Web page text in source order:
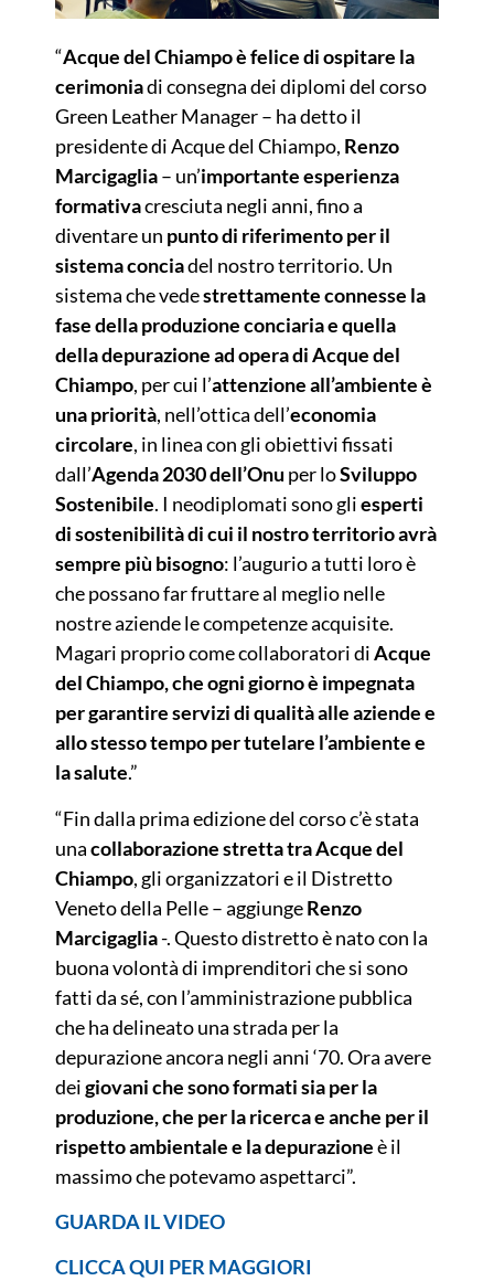
“Acque del Chiampo è felice di ospitare la
cerimoniadi consegna dei diplomi del corso
Green Leather Manager – ha detto il
presidente di Acque del Chiampo, Renzo
Marcigaglia– un’importante esperienza
formativacresciuta negli anni, fino a
diventare un punto di riferimento per il
sistema conciadel nostro territorio. Un
sistema che vedestrettamente connesse la
fase della produzione conciaria e quella
della depurazione ad opera di Acque del
Chiampo, per cui l’attenzione all’ambiente è
una priorità, nell’ottica dell’economia
circolare, in linea con gli obiettivi fissati
dall’Agenda 2030 dell’Onu per loSviluppo
Sostenibile. I neodiplomati sono gliesperti
di sostenibilità di cui il nostro territorio avrà
sempre più bisogno: l’augurio a tutti loro è
che possano far fruttare al meglio nelle
nostre aziende le competenze acquisite.
Magari proprio come collaboratori diAcque
del Chiampo, che ogni giorno è impegnata
per garantire servizi di qualità alle aziende e
allo stesso tempo per tutelare l’ambiente e
la salute.”
“Fin dalla prima edizione del corso c’è stata
unacollaborazione stretta tra Acque del
Chiampo, gli organizzatori e il Distretto
Veneto della Pelle – aggiungeRenzo
Marcigaglia-. Questo distretto è nato con la
buona volontà di imprenditori che si sono
fatti da sé, con l’amministrazione pubblica
che ha delineato una strada per la
depurazione ancora negli anni ‘70. Ora avere
deigiovani che sono formati sia per la
produzione, che per la ricerca e anche per il
rispetto ambientale e la depurazioneè il
massimo che potevamo aspettarci”.
GUARDA IL VIDEO
CLICCA QUI PER MAGGIORI